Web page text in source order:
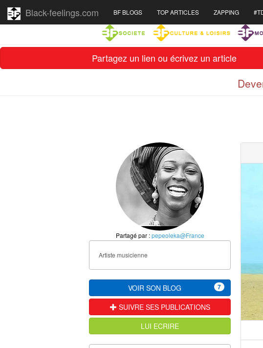
Partagez un lien ou écrivez un article
Black-feelings.com BF BLOGS TOP ARTICLES ZAPPING
Partagé par :pepeoleka@France
Artiste musicienne
VOIR SON BLOG 7
SUIVRE SES PUBLICATIONS
LUI ECRIRE